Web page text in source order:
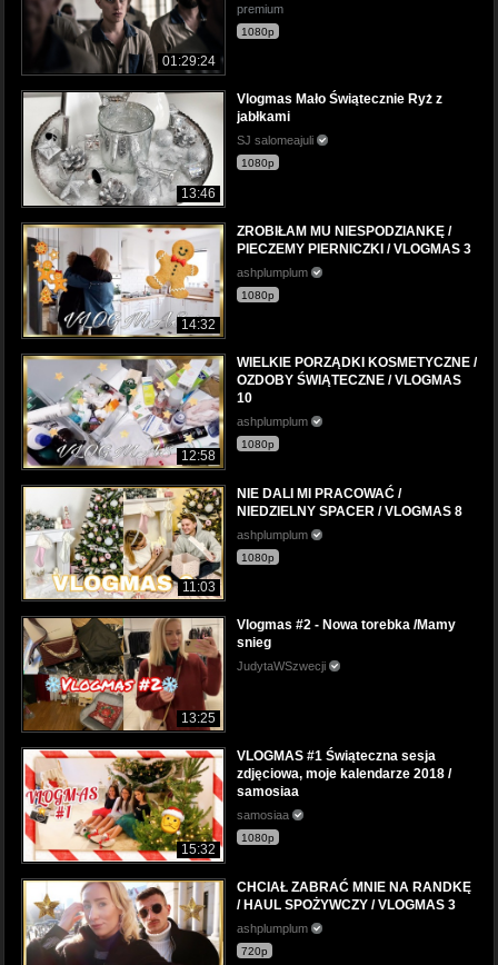
01:29:24
premium
1080p
13:46
Vlogmas Mało Świątecznie Ryż z
jabłkami
SJ salomeajuli
1080p
14:32
ZROBIŁAM MU NIESPODZIANKĘ /
PIECZEMY PIERNICZKI / VLOGMAS 3
ashplumplum
1080p
12:58
WIELKIE PORZĄDKI KOSMETYCZNE /
OZDOBY ŚWIĄTECZNE / VLOGMAS
10
ashplumplum
1080p
11:03
NIE DALI MI PRACOWAĆ /
NIEDZIELNY SPACER / VLOGMAS 8
ashplumplum
1080p
13:25
Vlogmas #2 - Nowa torebka /Mamy
snieg
JudytaWSzwecji
15:32
VLOGMAS #1 Świąteczna sesja
zdjęciowa, moje kalendarze 2018 /
samosiaa
samosiaa
1080p
CHCIAŁ ZABRAĆ MNIE NA RANDKĘ
/ HAUL SPOŻYWCZY / VLOGMAS 3
ashplumplum
720p